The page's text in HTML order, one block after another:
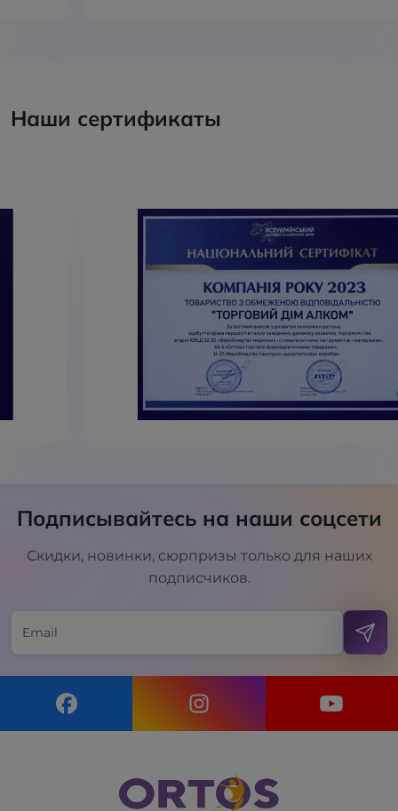
Наши сертификаты
Подписывайтесь на наши соцсети
Скидки, новинки, сюрпризы только для наших
подписчиков.